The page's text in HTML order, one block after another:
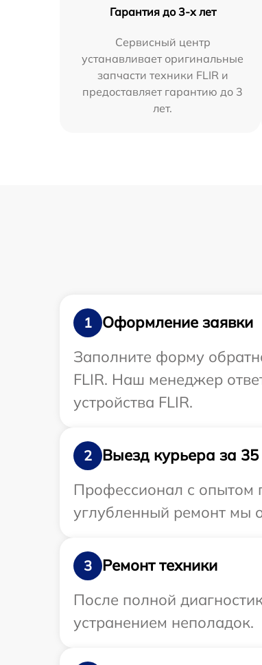
Гарантия до 3-х лет
Сервисный центр
устанавливает оригинальные
запчасти техники FLIR и
предоставляет гарантию до 3
лет.
1
Оформление заявки
Заполните форму
FLIR. Наш менеджер
устройства FLIR.
2
Выезд курьера за 35
Профессионал с опытом
углубленный ремонт мы
3
Ремонт техники
После полной
устранением неполадок.